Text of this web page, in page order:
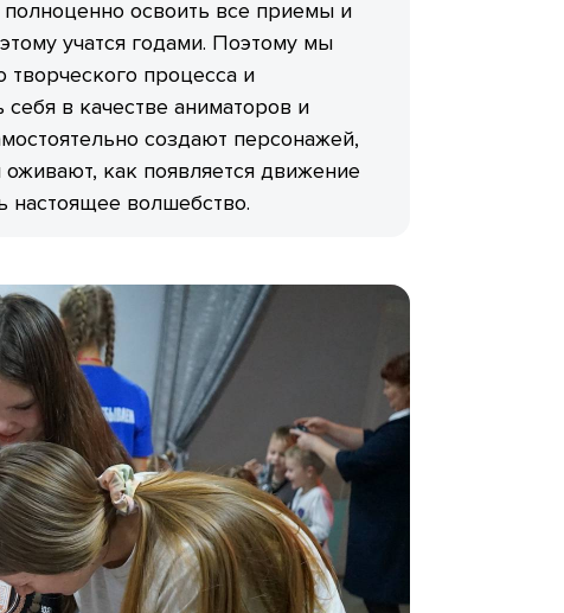
освоить все приемы и
учатся годами. Поэтому мы
процесса и
в качестве аниматоров и
создают персонажей,
как появляется движение
настоящее волшебство.